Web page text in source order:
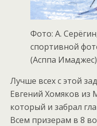
Фото: А.
спортивной
(Асппа
Лучше всех с этой
Евгений Хомяков из
который и забрал
Всем призерам в 8